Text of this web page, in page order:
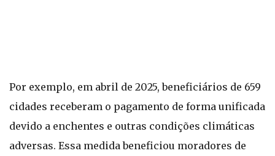
Por exemplo, em abril de 2025, beneficiários de 659
cidades receberam o pagamento de forma unificada
devido a enchentes e outras condições climáticas
adversas. Essa medida beneficiou moradores de